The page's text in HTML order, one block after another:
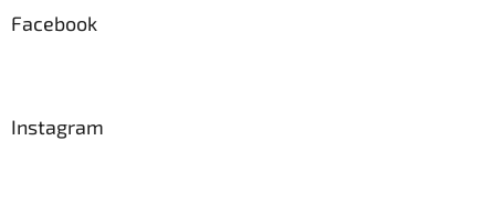
Facebook
Instagram